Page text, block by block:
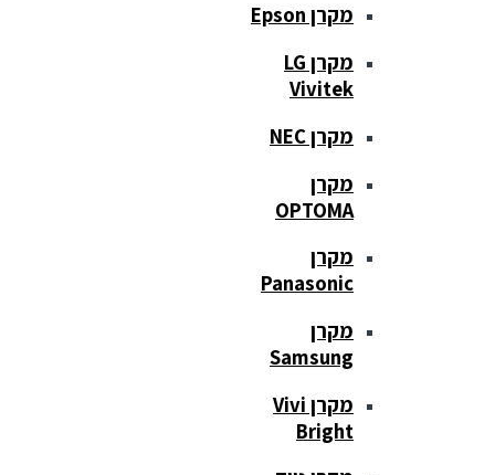
מקרן Epson
מקרן LG
Vivitek
מקרן NEC
מקרן
OPTOMA
מקרן
Panasonic
מקרן
Samsung
מקרן Vivi
Bright